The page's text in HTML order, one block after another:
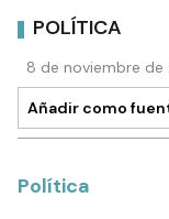
POLÍTICA
8 de noviembre de
Añadir como
Política